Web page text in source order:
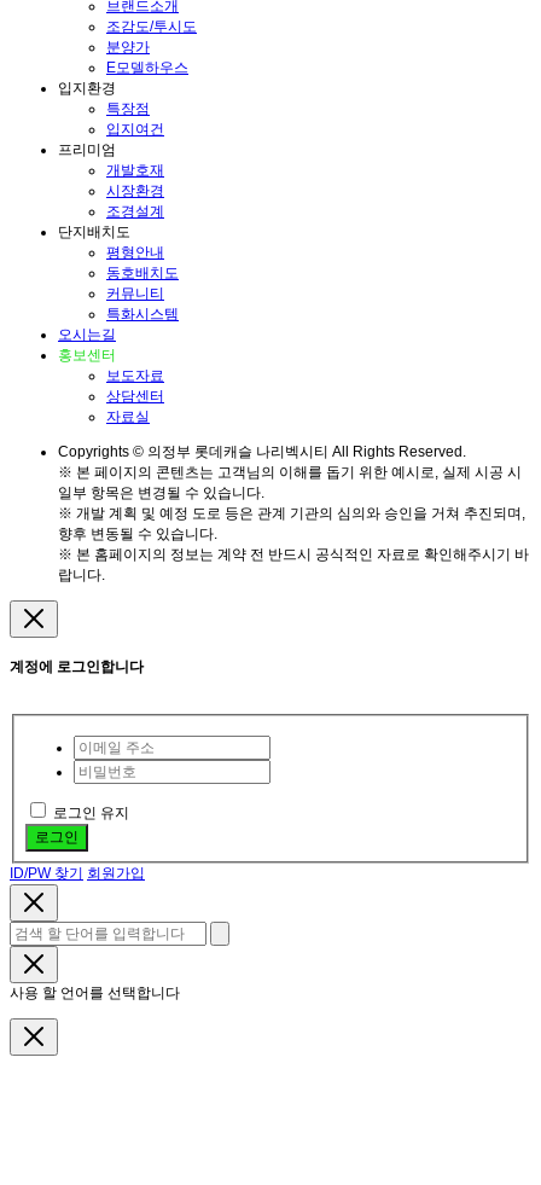
브랜드소개
조감도/투시도
분양가
E모델하우스
입지환경
특장점
입지여건
프리미엄
개발호재
시장환경
조경설계
단지배치도
평형안내
동호배치도
커뮤니티
특화시스템
오시는길
홍보센터
보도자료
상담센터
자료실
Copyrights © 의정부 롯데캐슬 나리벡시티 All Rights Reserved.
※ 본 페이지의 콘텐츠는 고객님의 이해를 돕기 위한 예시로, 실제 시공 시
일부 항목은 변경될 수 있습니다.
※ 개발 계획 및 예정 도로 등은 관계 기관의 심의와 승인을 거쳐 추진되며,
향후 변동될 수 있습니다.
※ 본 홈페이지의 정보는 계약 전 반드시 공식적인 자료로 확인해주시기 바
랍니다.
계정에 로그인합니다
로그인 유지
로그인
ID/PW 찾기 회원가입
사용 할 언어를 선택합니다